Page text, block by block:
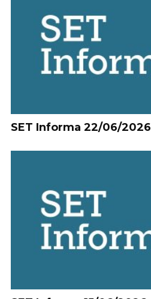
SET Informa 22/06/2026